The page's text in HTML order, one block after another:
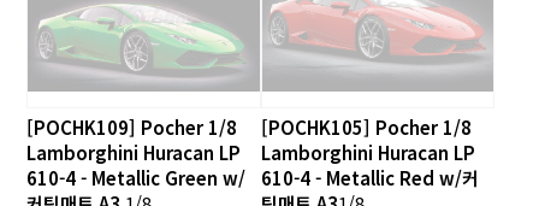
[POCHK109] Pocher 1/8
Lamborghini Huracan LP
610-4 - Metallic Green w/
[POCHK105] Pocher 1/8
Lamborghini Huracan LP
610-4 - Metallic Red w/커